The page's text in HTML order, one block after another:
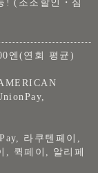
! (조조할인・심
엔(연회 평균)
라쿠텐페이,
, 퀵페이, 알리페